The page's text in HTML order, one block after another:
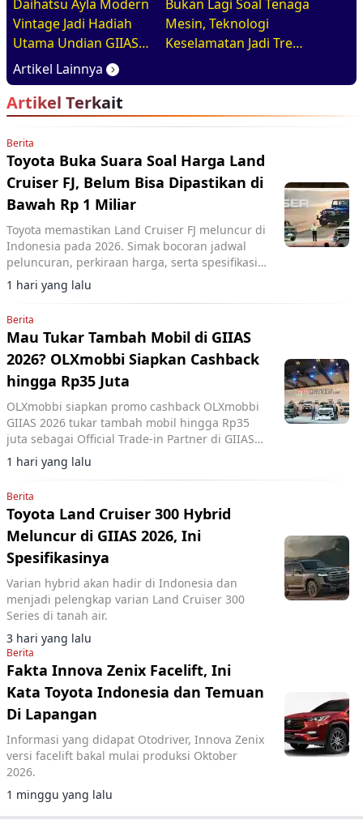
Daihatsu Ayla Modern
Vintage Jadi Hadiah
Utama Undian GIIAS
2026, Basisnya Varian
Terlaris
Bukan Lagi Soal Tenaga
Mesin, Teknologi
Keselamatan Jadi Tren
Artikel Lainnya
Artikel Terkait
Berita
Toyota Buka Suara Soal Harga Land
Cruiser FJ, Belum Bisa Dipastikan di
Bawah Rp 1 Miliar
Toyota memastikan Land Cruiser FJ meluncur di
Indonesia pada 2026. Simak bocoran jadwal
peluncuran, perkiraan harga, serta spesifikasi
lengkap SUV 4x4 terbaru Toyota.
1 hari yang lalu
Berita
Mau Tukar Tambah Mobil di GIIAS
2026? OLXmobbi Siapkan Cashback
hingga Rp35 Juta
OLXmobbi siapkan promo cashback OLXmobbi
GIIAS 2026 tukar tambah mobil hingga Rp35
juta sebagai Official Trade-in Partner di GIIAS
2026.
1 hari yang lalu
Berita
Toyota Land Cruiser 300 Hybrid
Meluncur di GIIAS 2026, Ini
Spesifikasinya
Varian hybrid akan hadir di Indonesia dan
menjadi pelengkap varian Land Cruiser 300
Series di tanah air.
3 hari yang lalu
Berita
Fakta Innova Zenix Facelift, Ini
Kata Toyota Indonesia dan Temuan
Di Lapangan
Informasi yang didapat Otodriver, Innova Zenix
versi facelift bakal mulai produksi Oktober
2026.
1 minggu yang lalu